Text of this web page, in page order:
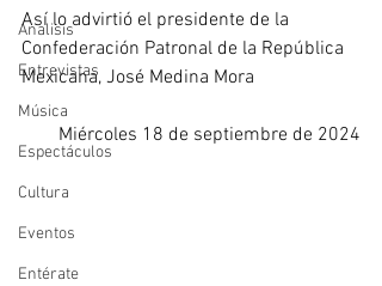
Analisis
Entrevistas
Música
Espectáculos
Cultura
Eventos
Entérate
Así lo advirtió el presidente de la
Confederación Patronal de la República
Mexicana, José Medina Mora
Miércoles 18 de septiembre de 2024